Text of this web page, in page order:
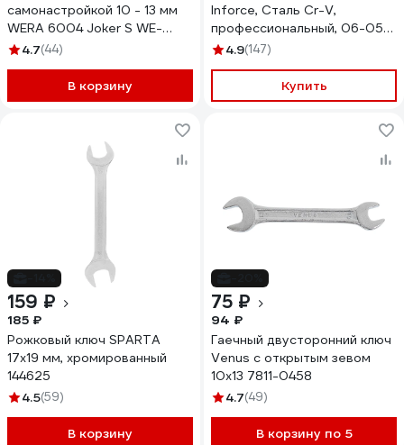
самонастройкой 10 - 13 мм
WERA 6004 Joker S WE-
020100
4.7(44)
В корзину
Inforce, Сталь Cr-V,
профессиональный, 06-05-
594.9(147)
Купить
159 ₽
185 ₽
Рожковый ключ SPARTA
17x19 мм, хромированный
144625
4.5(59)
В корзину
75 ₽
94 ₽
Гаечный двусторонний ключ
Venus с открытым зевом
10x13 7811-0458
4.7(49)
В корзину по 5